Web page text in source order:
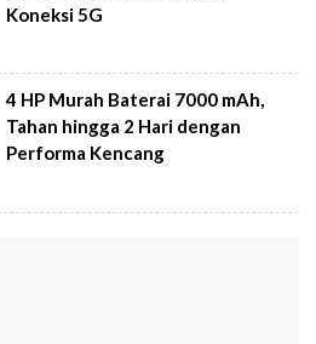
Koneksi 5G
4 HP Murah Baterai 7000 mAh,
Tahan hingga 2 Hari dengan
Performa Kencang